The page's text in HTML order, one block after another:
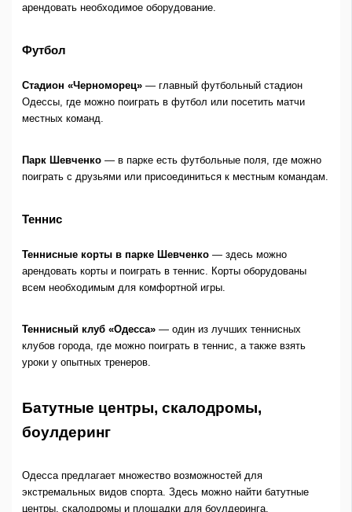
арендовать необходимое оборудование.
Футбол
Стадион «Черноморец»— главный футбольный стадион
Одессы, где можно поиграть в футбол или посетить матчи
местных команд.
Парк Шевченко— в парке есть футбольные поля, где можно
поиграть с друзьями или присоединиться к местным командам.
Теннис
Теннисные корты в парке Шевченко— здесь можно
арендовать корты и поиграть в теннис. Корты оборудованы
всем необходимым для комфортной игры.
Теннисный клуб «Одесса»— один из лучших теннисных
клубов города, где можно поиграть в теннис, а также взять
уроки у опытных тренеров.
Батутные центры, скалодромы,
боулдеринг
Одесса предлагает множество возможностей для
экстремальных видов спорта. Здесь можно найти батутные
центры, скалодромы и площадки для боулдеринга.